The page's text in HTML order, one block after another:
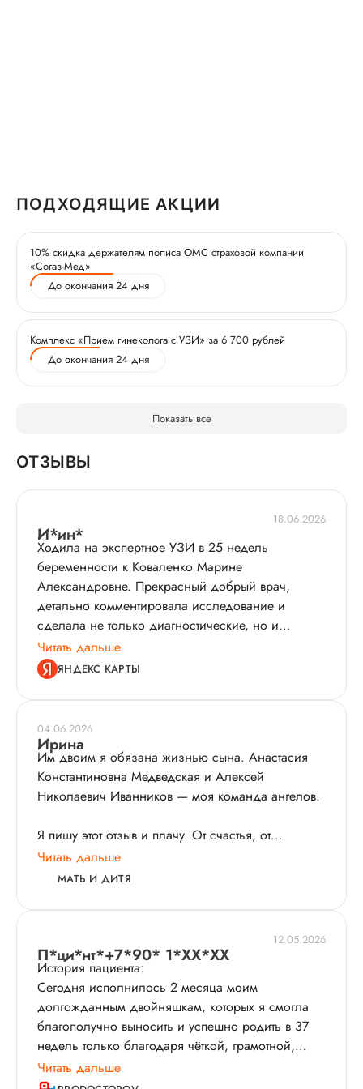
ПОДХОДЯЩИЕ АКЦИИ
10% скидка держателям полиса ОМС страховой компании
«Согаз-Мед»
До окончания 24 дня
Комплекс «Прием гинеколога с УЗИ» за 6 700 рублей
До окончания 24 дня
Показать все
ОТЗЫВЫ
18.06.2026
И*ин*
Ходила на экспертное УЗИ в 25 недель
беременности к Коваленко Марине
Александровне. Прекрасный добрый врач,
детально комментировала исследование и
сделала не только диагностические, но и
эстетичные снимки малыша. Большое спасибо!
Читать дальше
ЯНДЕКС КАРТЫ
04.06.2026
Ирина
Им двоим я обязана жизнью сына. Анастасия
Константиновна Медведская и Алексей
Николаевич Иванников — моя команда ангелов.
Я пишу этот отзыв и плачу. От счастья, от
облегчения, от благодарности, которую
невозможно высказать словами. Но я попробую,
книгах.
Мой контракт был заключён с Анастасией
Константиновной Медведской — моим акушером-
гинекологом, главным человеком в моих родах.
Но случилось так, что нашу битву за
беременность мы вели не вдвоём, а втроём. С 31-
й недели со мной рядом были два врача:
Анастасия Константиновна и Алексей
Читать дальше
МАТЬ И ДИТЯ
12.05.2026
П*ци*нт*+7*90* 1*XX*XX
История пациента:
Сегодня исполнилось 2 месяца моим
долгожданным двойняшкам, которых я смогла
благополучно выносить и успешно родить в 37
недель только благодаря чёткой, грамотной,
скрупулезной и высококлассной работе такого
замечательного врача, как Мурунова Кюннэй
Читать дальше